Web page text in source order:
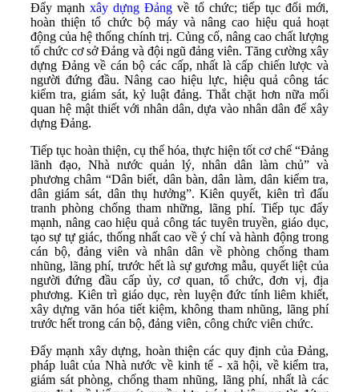
Đẩy mạnhxây dựng Đảng về tổ chức; tiếp tục đổi mới,
hoàn thiện tổ chức bộ máy và nâng cao hiệu quả hoạt
động của hệ thống chính trị. Củng cố, nâng cao chất lượng
tổ chức cơ sở Đảng và đội ngũ đảng viên. Tăng cường xây
dựng Đảng về cán bộ các cấp, nhất là cấp chiến lược và
người đứng đầu. Nâng cao hiệu lực, hiệu quả công tác
kiểm tra, giám sát, kỷ luật đảng. Thắt chặt hơn nữa mối
quan hệ mật thiết với nhân dân, dựa vào nhân dân để xây
dựng Đảng.
Tiếp tục hoàn thiện, cụ thể hóa, thực hiện tốt cơ chế “Đảng
lãnh đạo, Nhà nước quản lý, nhân dân làm chủ” và
phương châm “Dân biết, dân bàn, dân làm, dân kiểm tra,
dân giám sát, dân thụ hưởng”. Kiên quyết, kiên trì đấu
tranh phòng chống tham những, lãng phí. Tiếp tục đẩy
mạnh, nâng cao hiệu quả công tác tuyên truyền, giáo dục,
tạo sự tự giác, thống nhất cao về ý chí và hành động trong
cán bộ, đảng viên và nhân dân về phòng chống tham
nhũng, lãng phí, trước hết là sự gương mẫu, quyết liệt của
người đứng đầu cấp ủy, cơ quan, tổ chức, đơn vị, địa
phương. Kiên trì giáo dục, rèn luyện đức tính liêm khiết,
xây dựng văn hóa tiết kiệm, không tham nhũng, lãng phí
trước hết trong cán bộ, đảng viên, công chức viên chức.
Đẩy mạnh xây dựng, hoàn thiện các quy định của Đảng,
pháp luât của Nhà nước về kinh tế - xã hội, về kiểm tra,
giám sát phòng, chống tham nhũng, lãng phí, nhất là các